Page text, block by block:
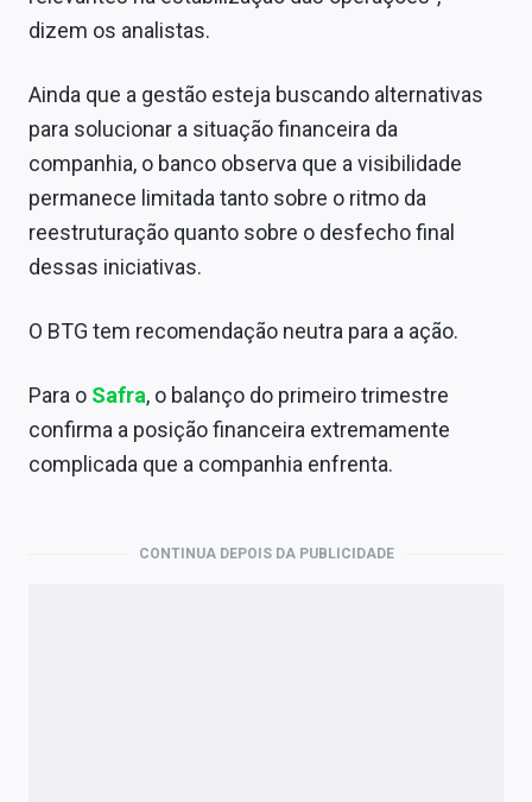
dizem os analistas.
Ainda que a gestão esteja buscando alternativas
para solucionar a situação financeira da
companhia, o banco observa que a visibilidade
permanece limitada tanto sobre o ritmo da
reestruturação quanto sobre o desfecho final
dessas iniciativas.
O BTG tem recomendação neutra para a ação.
Para o Safra, o balanço do primeiro trimestre
confirma a posição financeira extremamente
complicada que a companhia enfrenta.
CONTINUA DEPOIS DA PUBLICIDADE